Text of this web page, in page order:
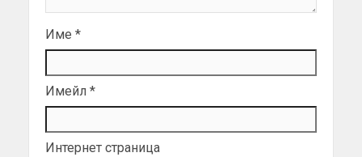
Име *
Имейл *
Интернет страница